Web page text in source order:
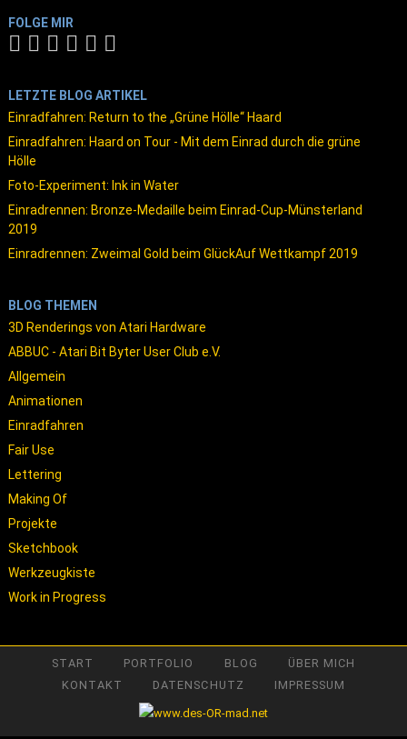
FOLGE MIR
LETZTE BLOG ARTIKEL
Einradfahren: Return to the „Grüne Hölle“ Haard
Einradfahren: Haard on Tour - Mit dem Einrad durch die grüne
Hölle
Foto-Experiment: Ink in Water
Einradrennen: Bronze-Medaille beim Einrad-Cup-Münsterland
2019
Einradrennen: Zweimal Gold beim GlückAuf Wettkampf 2019
BLOG THEMEN
3D Renderings von Atari Hardware
ABBUC - Atari Bit Byter User Club e.V.
Allgemein
Animationen
Einradfahren
Fair Use
Lettering
Making Of
Projekte
Sketchbook
Werkzeugkiste
Work in Progress
START PORTFOLIO BLOG
ÜBER MICH
KONTAKT
DATENSCHUTZ IMPRESSUM